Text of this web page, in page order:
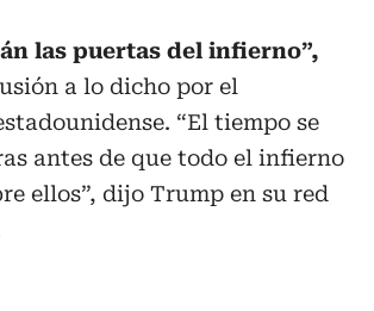
las puertas del infierno”,
a lo dicho por el
“El tiempo se
antes de que todo el infierno
ellos”, dijo Trump en su red